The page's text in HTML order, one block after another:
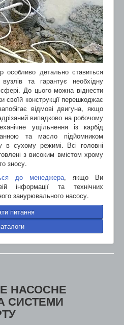
особливо детально ставиться
та гарантує необхідну
До цього можна віднести
своїй конструкції перешкоджає
відмові двигуна, якщо
випадково на робочому
ущільнення із карбід
та масло підйомником
в сухому режимі. Всі головні
з високим вмістом хрому
зносу.
до менеджера, якщо Ви
інформації та технічних
занурювального насосу.
питання
НАСОСНЕ
СИСТЕМИ